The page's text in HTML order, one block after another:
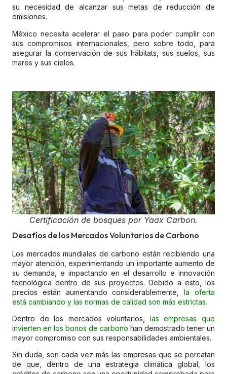
su necesidad de alcanzar sus metas de reducción de
emisiones.
México necesita acelerar el paso para poder cumplir con
sus compromisos internacionales, pero sobre todo, para
asegurar la conservación de sus hábitats, sus suelos, sus
mares y sus cielos.
Certificación de bosques por Yaax Carbon.
Desafíos de los Mercados Voluntarios de Carbono
Los mercados mundiales de carbono están recibiendo una
mayor atención, experimentando un importante aumento de
su demanda, e impactando en el desarrollo e innovación
tecnológica dentro de sus proyectos. Debido a esto, los
precios están aumentando considerablemente,
la oferta
está cambiando y las normas de calidad son más estrictas.
Dentro de los mercados voluntarios,
las empresas que
invierten en los bonos de carbono han demostrado tener un
mayor compromiso con sus responsabilidades ambientales.
Sin duda, son cada vez más las empresas que se percatan
de que, dentro de una estrategia climática global, los